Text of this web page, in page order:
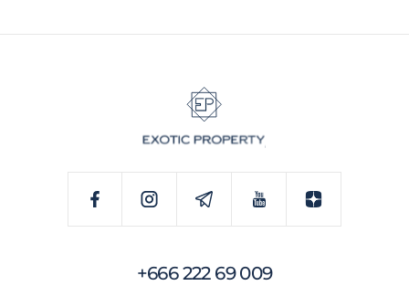
+666 222 69 009